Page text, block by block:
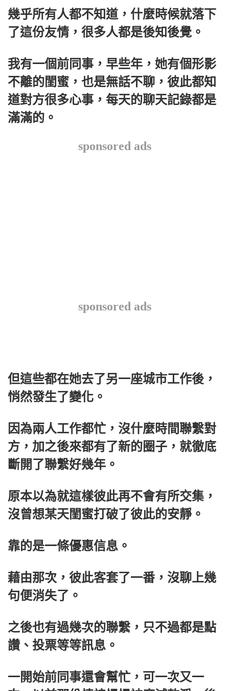
幾乎所有人都不知道，什麼時候就落下
了這份友情，很多人都是後知後覺。
我有一個前同事，早些年，她有個形影
不離的閨蜜，也是無話不聊，彼此都知
道對方很多心事，每天的聊天記錄都是
滿滿的。
sponsored ads
sponsored ads
但這些都在她去了另一座城市工作後，
悄然發生了變化。
因為兩人工作都忙，沒什麼時間聯繫對
方，加之後來都有了新的圈子，就徹底
斷開了聯繫好幾年。
原本以為就這樣彼此再不會有所交集，
沒曾想某天閨蜜打破了彼此的安靜。
靠的是一條優惠信息。
藉由那次，彼此客套了一番，沒聊上幾
句便消失了。
之後也有過幾次的聯繫，只不過都是點
讚、投票等等訊息。
一開始前同事還會幫忙，可一次又一